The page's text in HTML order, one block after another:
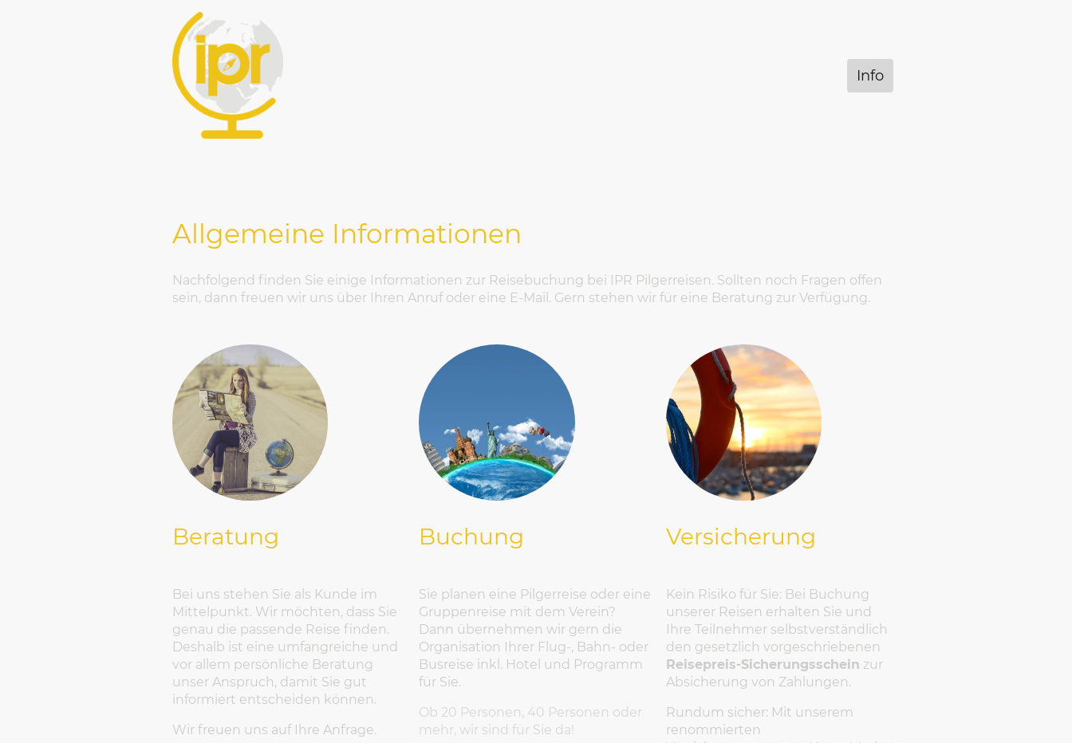
Info
Allgemeine Informationen
Nachfolgend finden Sie einige Informationen zur Reisebuchung bei IPR Pilgerreisen. Sollten noch Fragen offen
sein, dann freuen wir uns über Ihren Anruf oder eine E-Mail. Gern stehen wir für eine Beratung zur Verfügung.
Beratung
Bei uns stehen Sie als Kunde im
Mittelpunkt. Wir möchten, dass Sie
genau die passende Reise finden.
Deshalb ist eine umfangreiche und
vor allem persönliche Beratung
unser Anspruch, damit Sie gut
informiert entscheiden können.
Wir freuen uns auf Ihre Anfrage.
Buchung
Sie planen eine Pilgerreise oder eine
Gruppenreise mit dem Verein?
Dann übernehmen wir gern die
Organisation Ihrer Flug-, Bahn- oder
Busreise inkl. Hotel und Programm
für Sie.
Ob 20 Personen, 40 Personen oder
mehr, wir sind für Sie da!
Versicherung
Kein Risiko für Sie: Bei Buchung
unserer Reisen erhalten Sie und
Ihre Teilnehmer selbstverständlich
den gesetzlich vorgeschriebenen
Reisepreis-Sicherungsschein zur
Absicherung von Zahlungen.
Rundum sicher: Mit unserem
renommierten